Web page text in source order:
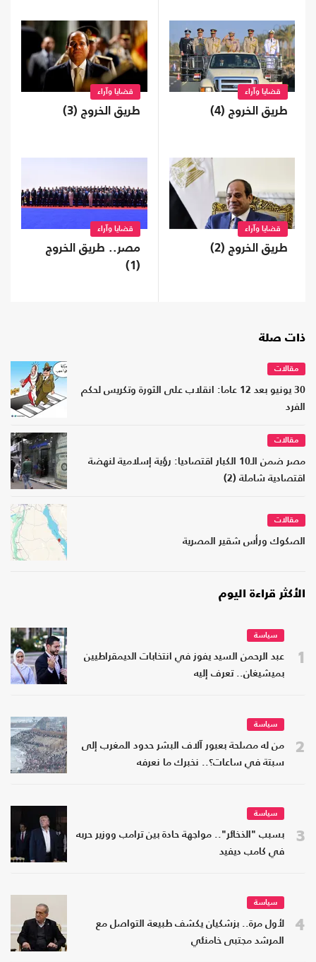
قضايا وآراء
طريق الخروج (4)
قضايا وآراء
طريق الخروج (3)
قضايا وآراء
طريق الخروج (2)
قضايا وآراء
مصر.. طريق الخروج
(1)
ذات صلة
مقالات
30 يونيو بعد 12 عاما: انقلاب على الثورة وتكريس لحكم
الفرد
مقالات
مصر ضمن الـ10 الكبار اقتصاديا: رؤية إسلامية لنهضة
اقتصادية شاملة (2)
مقالات
الصكوك ورأس شقير المصرية
الأكثر قراءة اليوم
1
سياسة
عبد الرحمن السيد يفوز في انتخابات الديمقراطيين
بميشيغان.. تعرف إليه
2
سياسة
من له مصلحة بعبور آلاف البشر حدود المغرب إلى
سبتة في ساعات؟.. نخبرك ما نعرفه
3
سياسة
بسبب "الذخائر".. مواجهة حادة بين ترامب ووزير حربه
في كامب ديفيد
4
سياسة
لأول مرة.. بزشكيان يكشف طبيعة التواصل مع
المرشد مجتبى خامنئي